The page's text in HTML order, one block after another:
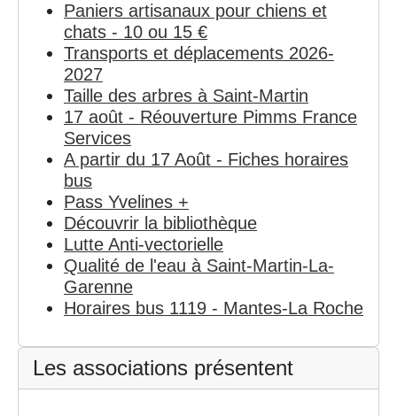
Paniers artisanaux pour chiens et
chats - 10 ou 15 €
Transports et déplacements 2026-
2027
Taille des arbres à Saint-Martin
17 août - Réouverture Pimms France
Services
A partir du 17 Août - Fiches horaires
bus
Pass Yvelines +
Découvrir la bibliothèque
Lutte Anti-vectorielle
Qualité de l'eau à Saint-Martin-La-
Garenne
Horaires bus 1119 - Mantes-La Roche
Les associations présentent